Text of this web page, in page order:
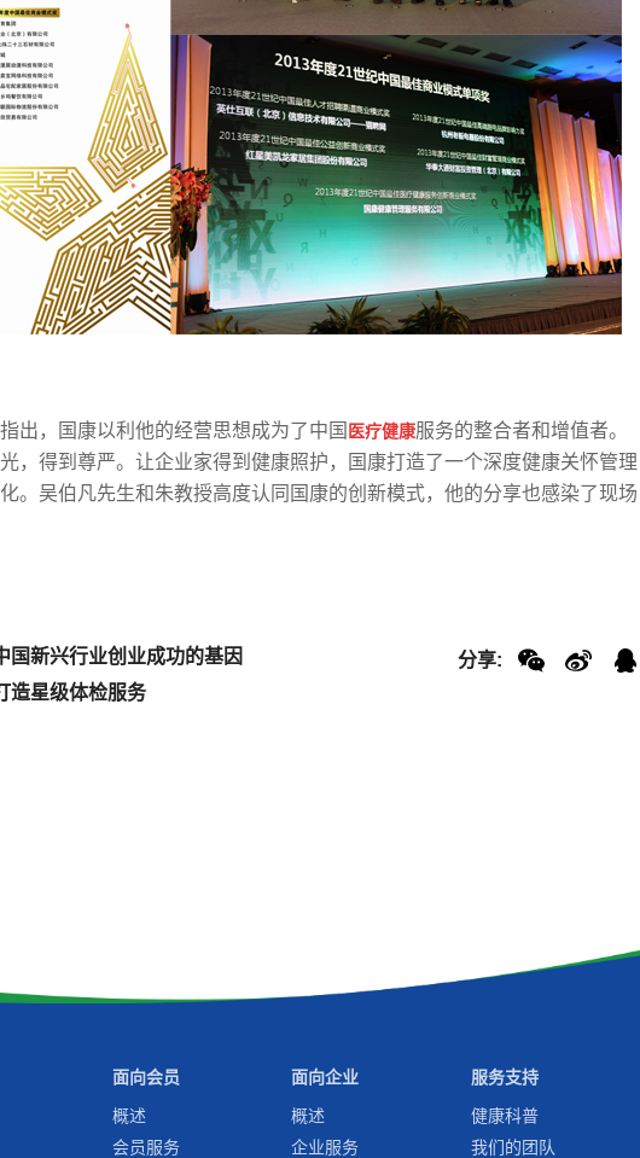
出，国康以利他的经营思想成为了中国 医疗健康服务的整合者和增值者。
，得到尊严。让企业家得到健康照护，国康打造了一个深度健康关怀管理
。吴伯凡先生和朱教授高度认同国康的创新模式，他的分享也感染了现场
国新兴行业创业成功的基因
造星级体检服务
分享:
面向会员
概述
会员服务
面向企业
概述
企业服务
服务支持
健康科普
我们的团队